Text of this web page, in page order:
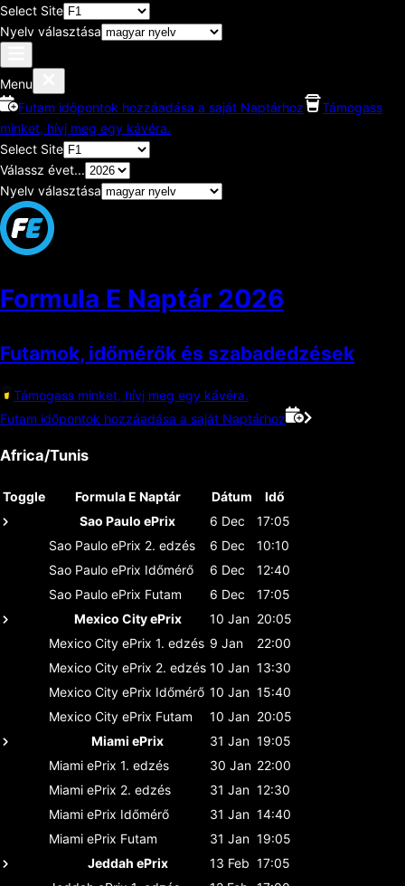
Select Site
Nyelv választása
Menu
Futam időpontok hozzáadása a saját Naptárhoz
Támogass
minket, hívj meg egy kávéra.
Select Site
Válassz évet...
Nyelv választása
Formula E Naptár 2026
Futamok, időmérők és szabadedzések
Támogass minket, hívj meg egy kávéra.
Futam időpontok hozzáadása a saját Naptárhoz
Africa/Tunis
Toggle Formula E Naptár Dátum
Idő
Sao Paulo ePrix
6 Dec
17:05
Sao Paulo ePrix 2. edzés 6 Dec
10:10
Sao Paulo ePrix Időmérő 6 Dec
12:40
Sao Paulo ePrix Futam 6 Dec
17:05
Mexico City ePrix
10 Jan 20:05
Mexico City ePrix 1. edzés 9 Jan
22:00
Mexico City ePrix 2. edzés 10 Jan 13:30
Mexico City ePrix Időmérő 10 Jan 15:40
Mexico City ePrix Futam 10 Jan 20:05
Miami ePrix
31 Jan 19:05
Miami ePrix 1. edzés 30 Jan 22:00
Miami ePrix 2. edzés 31 Jan 12:30
Miami ePrix Időmérő 31 Jan 14:40
Miami ePrix Futam 31 Jan 19:05
Jeddah ePrix
13 Feb 17:05